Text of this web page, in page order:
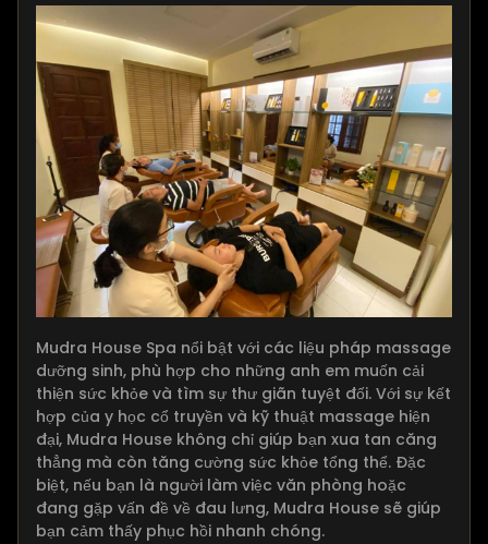
Mudra House Spa nổi bật với các liệu pháp massage
dưỡng sinh, phù hợp cho những anh em muốn cải
thiện sức khỏe và tìm sự thư giãn tuyệt đối. Với sự kết
hợp của y học cổ truyền và kỹ thuật massage hiện
đại, Mudra House không chỉ giúp bạn xua tan căng
thẳng mà còn tăng cường sức khỏe tổng thể. Đặc
biệt, nếu bạn là người làm việc văn phòng hoặc
đang gặp vấn đề về đau lưng, Mudra House sẽ giúp
bạn cảm thấy phục hồi nhanh chóng.